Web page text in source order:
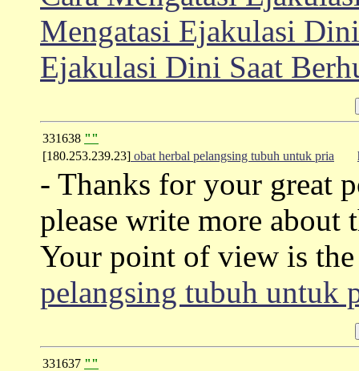
Mengatasi Ejakulasi
Ejakulasi Dini Saat
331638 ""
[180.253.239.23] obat herbal pelangsing tubuh untuk pria
- Thanks for your great
please write more about
Your point of view is
pelangsing tubuh untuk
331637 ""